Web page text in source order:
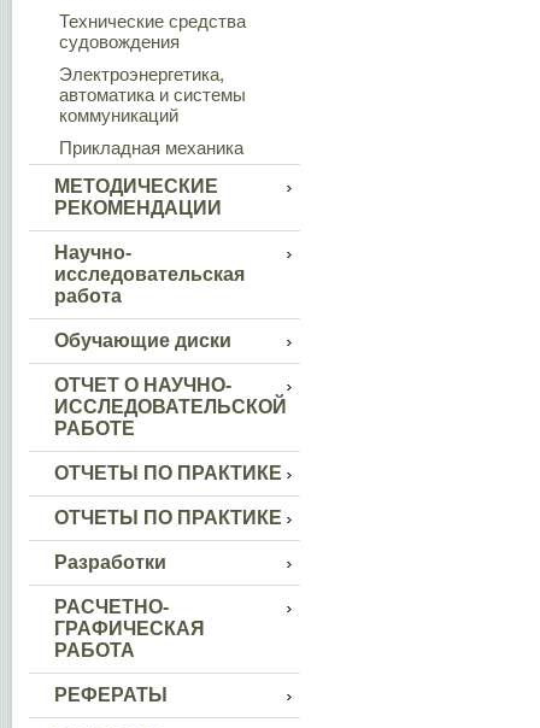
Технические средства
судовождения
Электроэнергетика,
автоматика и системы
коммуникаций
Прикладная механика
МЕТОДИЧЕСКИЕ
РЕКОМЕНДАЦИИ
Научно-
исследовательская
работа
Обучающие диски
ОТЧЕТ О НАУЧНО-
ИССЛЕДОВАТЕЛЬСКОЙ
РАБОТЕ
ОТЧЕТЫ ПО ПРАКТИКЕ
ОТЧЕТЫ ПО ПРАКТИКЕ
Разработки
РАСЧЕТНО-
ГРАФИЧЕСКАЯ
РАБОТА
РЕФЕРАТЫ